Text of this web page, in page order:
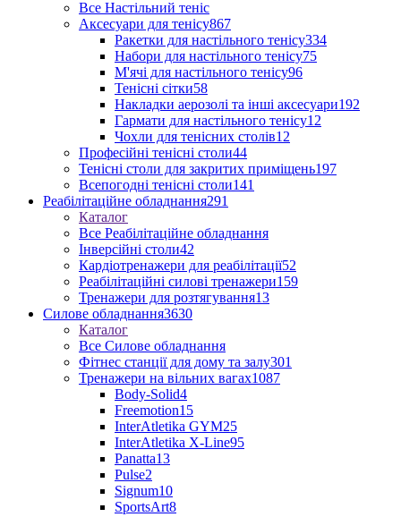
Все Настільний теніс
Аксесуари для тенісу867
Ракетки для настільного тенісу334
Набори для настільного тенісу75
М'ячі для настільного тенісу96
Тенісні сітки58
Накладки аерозолі та інші аксесуари192
Гармати для настільного тенісу12
Чохли для тенісних столів12
Професійні тенісні столи44
Тенісні столи для закритих приміщень197
Всепогодні тенісні столи141
Реабілітаційне обладнання291
Каталог
Все Реабілітаційне обладнання
Інверсійні столи42
Кардіотренажери для реабілітації52
Реабілітаційні силові тренажери159
Тренажери для розтягування13
Силове обладнання3630
Каталог
Все Силове обладнання
Фітнес станції для дому та залу301
Тренажери на вільних вагах1087
Body-Solid4
Freemotion15
InterAtletika GYM25
InterAtletika X-Line95
Panatta13
Pulse2
Signum10
SportsArt8